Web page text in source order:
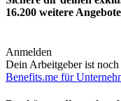
16.200 weitere
Anmelden
Dein Arbeitgeber ist
Benefits.me für